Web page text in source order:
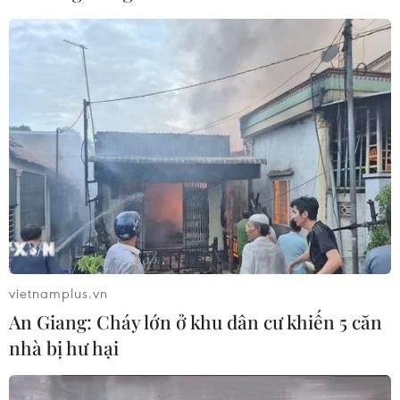
CƠ QUAN CHỦ QUẢN: THÔNG TẤN XÃ VIỆT NAM
Tổng Biên tập: TRẦN TIẾN DUẨN
Phó Tổng Biên tập: NGUYỄN THỊ TÁM, KHÚC THANH
THỦY
Sở hữu trí tuệ
Quy định sử dụng
RSS
Ngôn ngữ
TTXVN
vietnamplus.vn
An Giang: Cháy lớn ở khu dân cư khiến 5 căn
nhà bị hư hại